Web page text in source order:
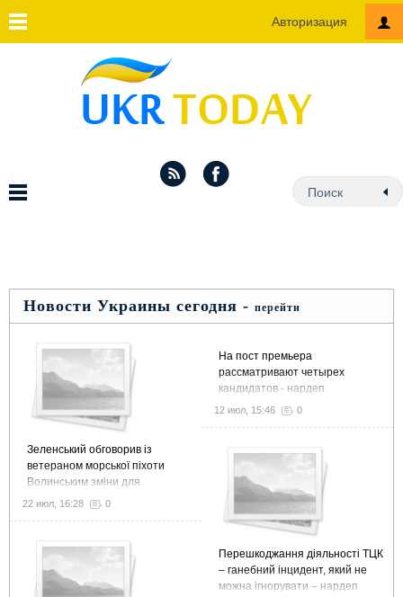
Авторизация
Новости Украины сегодня - перейти
Зеленський обговорив із
ветераном морської піхоти
Волинським зміни для
ефективної ветеранської
22 июл, 16:28 0
На пост премьера
рассматривают четырех
кандидатов - нардеп
12 июл, 15:46 0
Перешкоджання діяльності ТЦК
– ганебний інцидент, який не
можна ігнорувати – нардеп